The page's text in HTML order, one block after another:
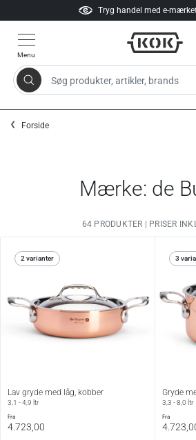
Tryg handel med e-
Menu
Søg produkter, artikler, brands
Forside
Mærke: de
64 PRODUKTER | PRISER
2 varianter
Lav gryde med låg, kobber
3,1 - 4,9 ltr
fra
4.723,00
3
Gryde
3,3 - 8,0 ltr
fra